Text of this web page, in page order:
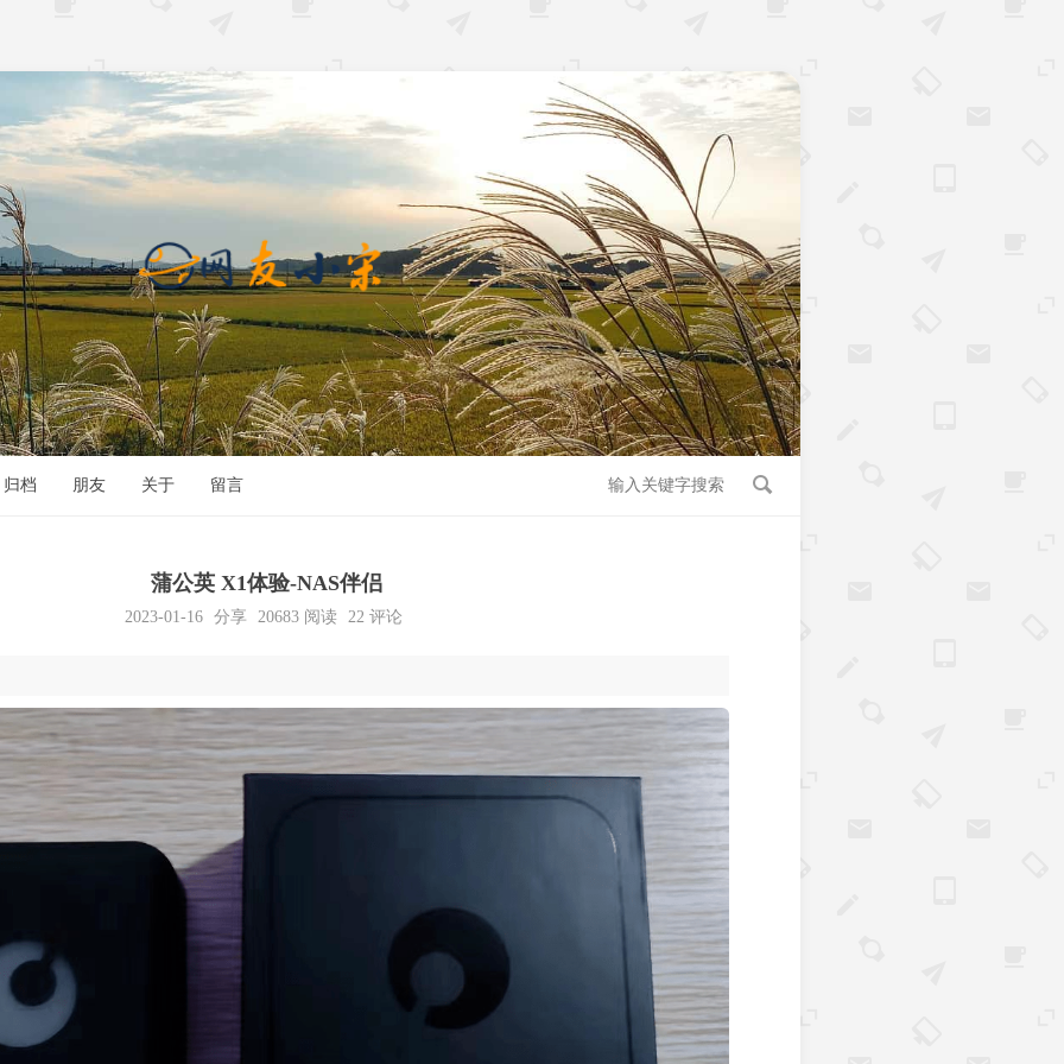
归档 朋友 关于 留言
蒲公英 X1体验-NAS伴侣
2023-01-16 分享 20683阅读 22 评论